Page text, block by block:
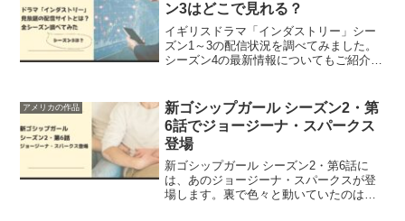
ン3はどこで見れる？
イギリスドラマ「インダストリー」シー
ズン1～3の配信状況を調べてみました。
シーズン4の最新情報についてもご紹介し
アメリカの作品
新ゴシップガール シーズン2・第
6話でジョージーナ・スパークス
登場
新ゴシップガール シーズン2・第6話に
は、あのジョージーナ・スパークスが登
場します。裏で色々と動いていたのは、